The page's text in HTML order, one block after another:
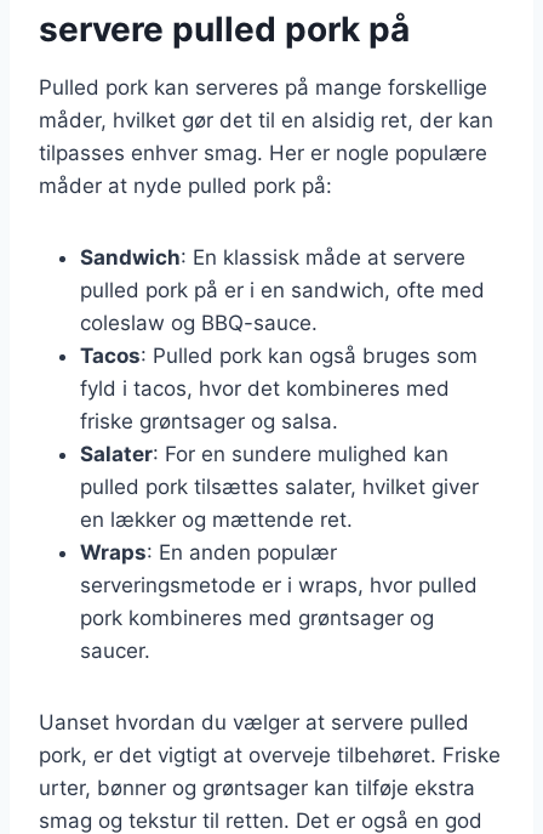
servere pulled pork på
Pulled pork kan serveres på mange forskellige
måder, hvilket gør det til en alsidig ret, der kan
tilpasses enhver smag. Her er nogle populære
måder at nyde pulled pork på:
Sandwich: En klassisk måde at servere
pulled pork på er i en sandwich, ofte med
coleslaw og BBQ-sauce.
Tacos: Pulled pork kan også bruges som
fyld i tacos, hvor det kombineres med
friske grøntsager og salsa.
Salater: For en sundere mulighed kan
pulled pork tilsættes salater, hvilket giver
en lækker og mættende ret.
Wraps: En anden populær
serveringsmetode er i wraps, hvor pulled
pork kombineres med grøntsager og
saucer.
Uanset hvordan du vælger at servere pulled
pork, er det vigtigt at overveje tilbehøret. Friske
urter, bønner og grøntsager kan tilføje ekstra
smag og tekstur til retten. Det er også en god